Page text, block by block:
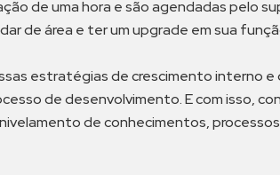
de uma hora e são agendadas pelo
de área e ter um upgrade em sua
estratégias de crescimento interno e
de desenvolvimento. E com isso,
de conhecimentos,